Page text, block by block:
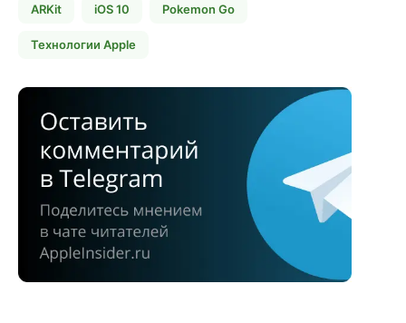
ARKit iOS 10 Pokemon Go
Технологии Apple